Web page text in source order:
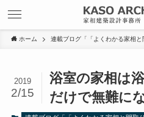
ホーム 連載ブログ「「よくわかる家相と
浴室の家相は
だけで無難に
2019
2/15